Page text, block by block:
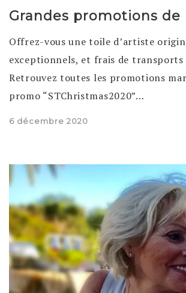
Grandes promotions de
Offrez-vous une toile d’artiste
exceptionnels, et frais de
Retrouvez toutes les promotions
promo “STChristmas2020”…
Posted
6 décembre 2020